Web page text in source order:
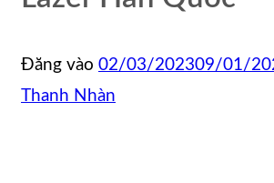
Đăng vào 02/03/202309/01/
Thanh Nhàn